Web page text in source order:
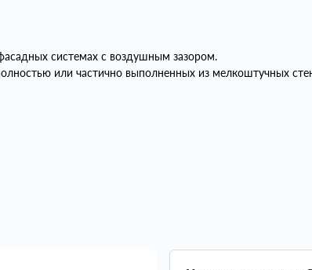
системах с воздушным зазором.
или частично выполненных из мелкоштучных